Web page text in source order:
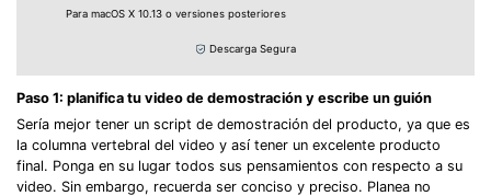
Para macOS X 10.13 o versiones posteriores
Descarga Segura
Paso 1: planifica tu video de demostración y escribe un guión
Sería mejor tener un script de demostración del producto, ya que es
la columna vertebral del video y así tener un excelente producto
final. Ponga en su lugar todos sus pensamientos con respecto a su
video. Sin embargo, recuerda ser conciso y preciso. Planea no